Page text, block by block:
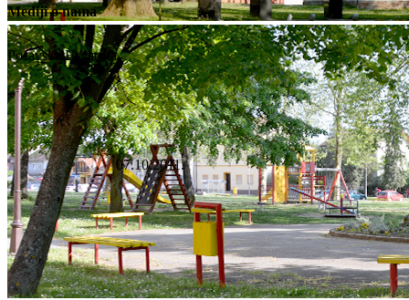
Mediji o nama
Posavska Hrvatska
07.10.2011.